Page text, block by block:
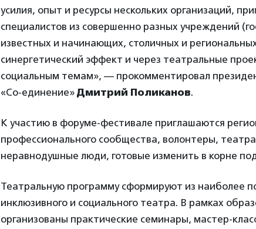
усилия, опыт и ресурсы нескольких организаций,
специалистов из совершенно разных учреждений
известных и начинающих, столичных и
синергетический эффект и через театральные
социальным темам», — прокомментировал
«Со-единение» Дмитрий Поликанов.
К участию в форуме-фестивале приглашаются
профессионального сообщества, волонтеры,
неравнодушные люди, готовые изменить в корне
Театральную программу сформируют из наиболее
инклюзивного и социального театра. В рамках
организованы практические семинары, мастер-